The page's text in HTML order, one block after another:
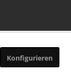
Konfigurieren